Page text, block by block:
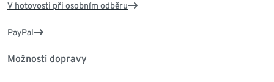
V hotovosti při osobním odběru
PayPal
Možnosti dopravy